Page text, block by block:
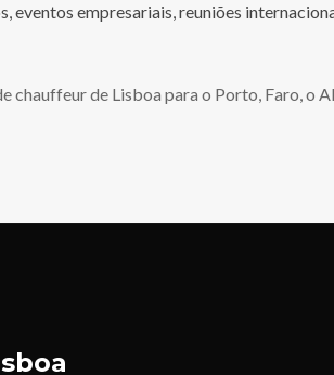
empresariais, reuniões
de Lisboa para o Porto, Faro, o